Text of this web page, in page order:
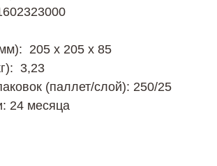
205 х 205 х 85
3,23
(паллет/слой): 250/25
24 месяца